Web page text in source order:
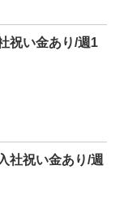
祝い金あり/週1
社祝い金あり/週